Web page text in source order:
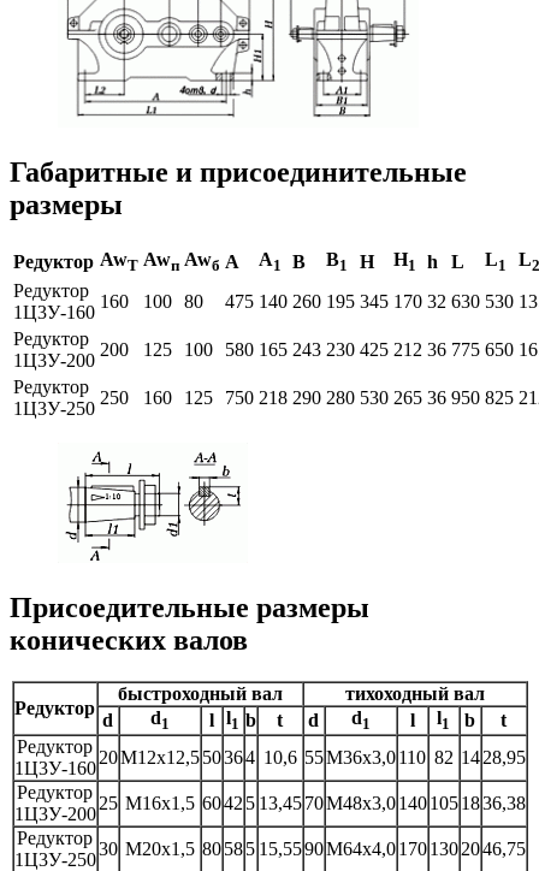
Габаритные и присоединительные
размеры
Редуктор AwT Awп Awб A A1 B B1 H H1 h L L1 L2
Редуктор
1Ц3У-160
160 100 80 475 140 260 195 345 170 32 630 530
Редуктор
1Ц3У-200
200 125 100 580 165 243 230 425 212 36 775 650
Редуктор
1Ц3У-250
250 160 125 750 218 290 280 530 265 36 950 825
Присоедительные размеры
конических валов
Редуктор
быстроходный вал
тихоходный вал
d
d1 l l1 b t d d1 l l1 b
t
Редуктор
1Ц3У-160
20М12х12,5 50364 10,6 55М36х3,0 110 82 14 28,95
Редуктор
1Ц3У-200
25 М16х1,5 6042 5 13,45 70М48х3,0 140 105 1836,38
Редуктор
1Ц3У-250
30 М20х1,5 80 58 5 15,5590М64х4,0 170 130 2046,75